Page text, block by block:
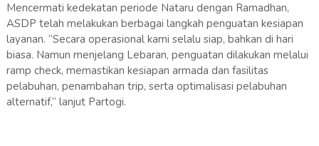
Mencermati kedekatan periode Nataru dengan Ramadhan,
ASDP telah melakukan berbagai langkah penguatan kesiapan
layanan. “Secara operasional kami selalu siap, bahkan di hari
biasa. Namun menjelang Lebaran, penguatan dilakukan melalui
ramp check, memastikan kesiapan armada dan fasilitas
pelabuhan, penambahan trip, serta optimalisasi pelabuhan
alternatif,” lanjut Partogi.